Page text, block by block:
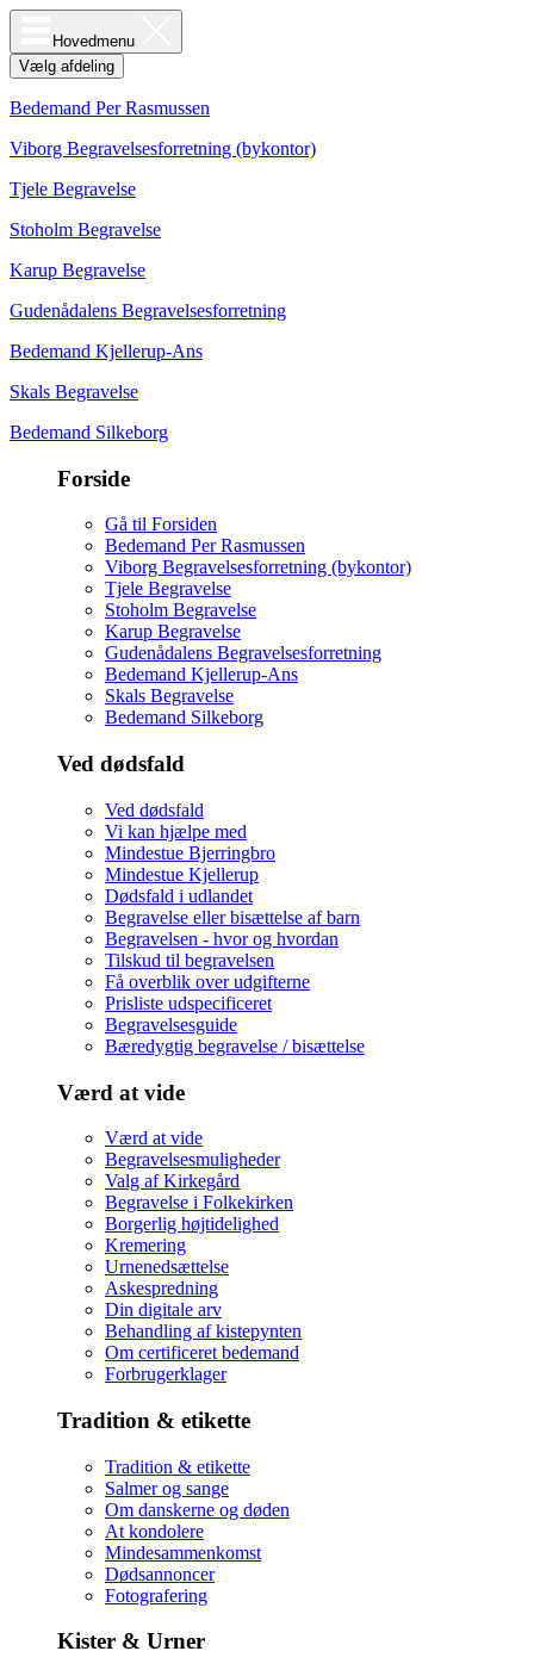
Hovedmenu
Vælg afdeling
Bedemand Per Rasmussen
Viborg Begravelsesforretning (bykontor)
Tjele Begravelse
Stoholm Begravelse
Karup Begravelse
Gudenådalens Begravelsesforretning
Bedemand Kjellerup-Ans
Skals Begravelse
Bedemand Silkeborg
Forside
Gå til Forsiden
Bedemand Per Rasmussen
Viborg Begravelsesforretning (bykontor)
Tjele Begravelse
Stoholm Begravelse
Karup Begravelse
Gudenådalens Begravelsesforretning
Bedemand Kjellerup-Ans
Skals Begravelse
Bedemand Silkeborg
Ved dødsfald
Ved dødsfald
Vi kan hjælpe med
Mindestue Bjerringbro
Mindestue Kjellerup
Dødsfald i udlandet
Begravelse eller bisættelse af barn
Begravelsen - hvor og hvordan
Tilskud til begravelsen
Få overblik over udgifterne
Prisliste udspecificeret
Begravelsesguide
Bæredygtig begravelse / bisættelse
Værd at vide
Værd at vide
Begravelsesmuligheder
Valg af Kirkegård
Begravelse i Folkekirken
Borgerlig højtidelighed
Kremering
Urnenedsættelse
Askespredning
Din digitale arv
Behandling af kistepynten
Om certificeret bedemand
Forbrugerklager
Tradition & etikette
Tradition & etikette
Salmer og sange
Om danskerne og døden
At kondolere
Mindesammenkomst
Dødsannoncer
Fotografering
Kister & Urner